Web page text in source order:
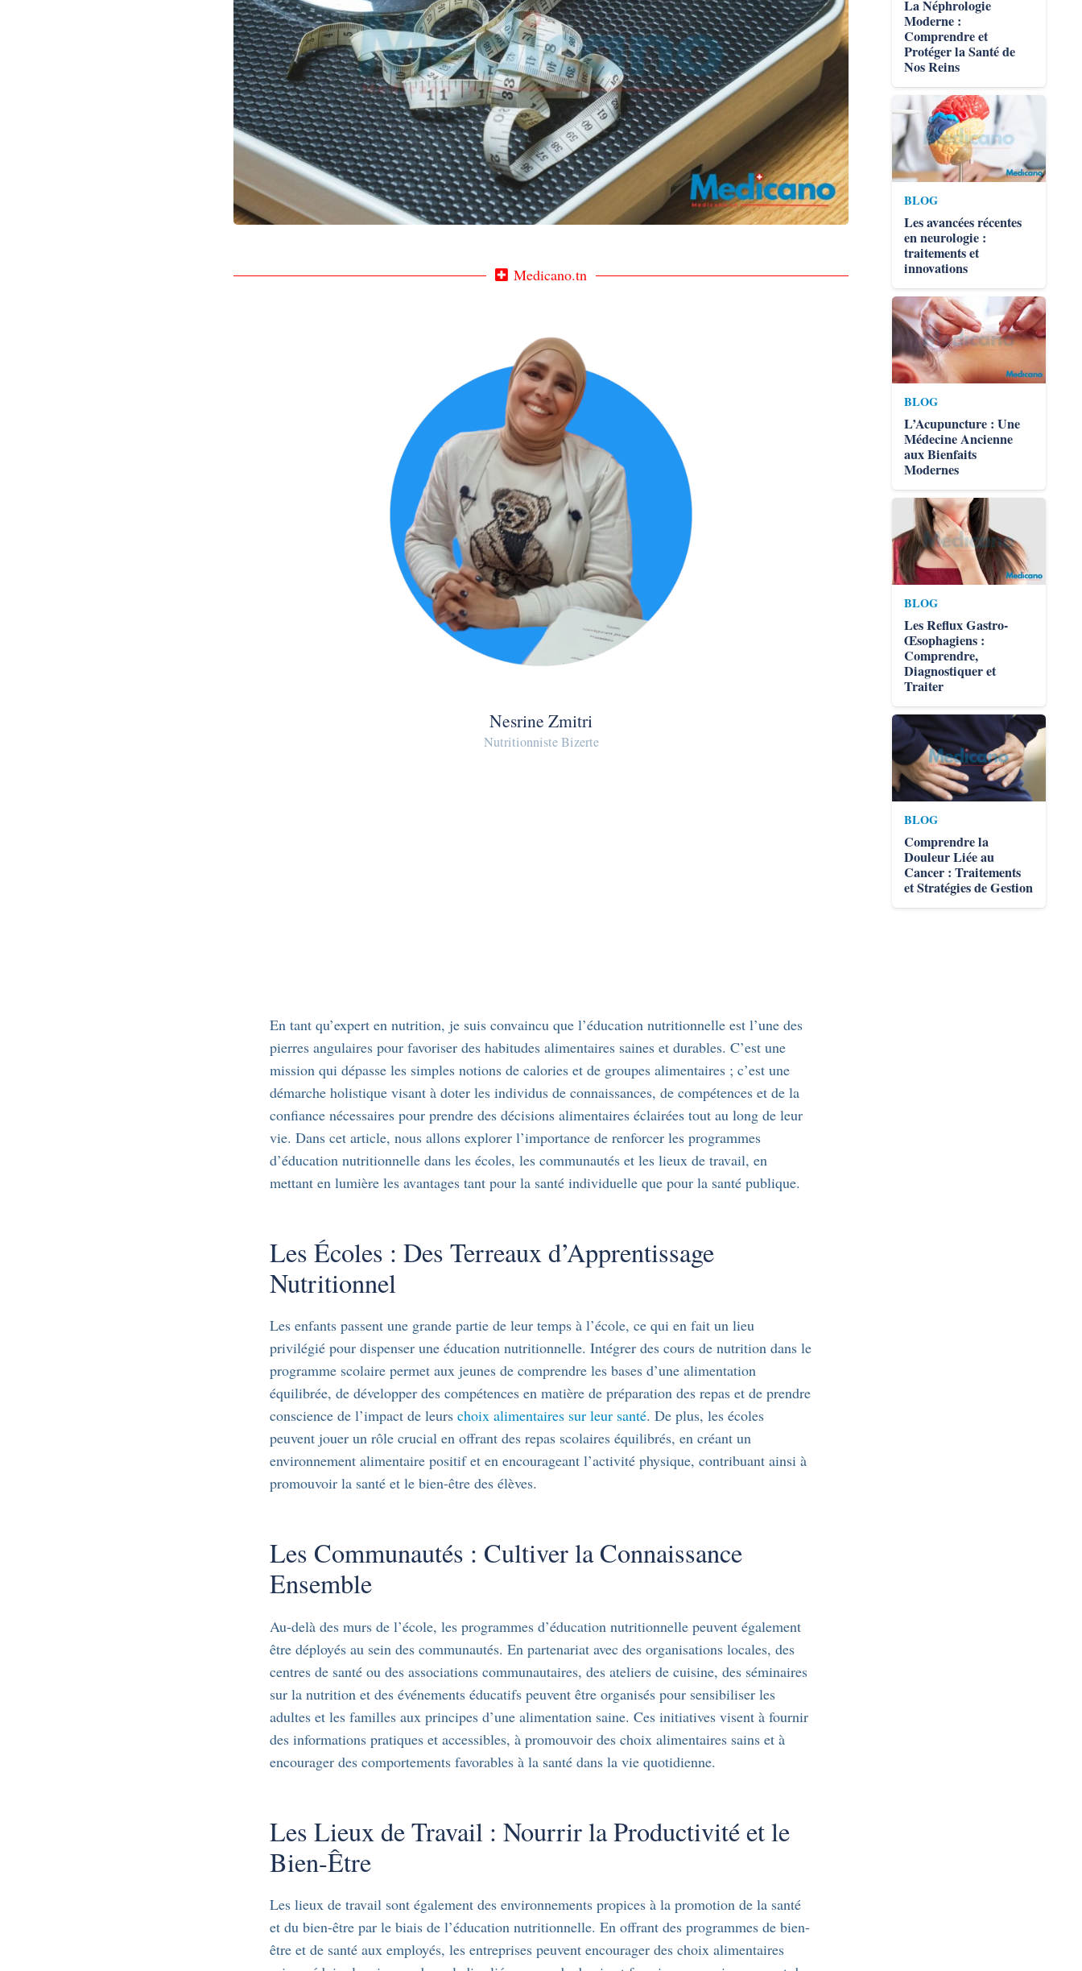
Medicano.tn
Nesrine Zmitri
Nutritionniste Bizerte
En tant qu’expert en nutrition, je suis convaincu que l’éducation nutritionnelle est l’une des
pierres angulaires pour favoriser des habitudes alimentaires saines et durables. C’est une
mission qui dépasse les simples notions de calories et de groupes alimentaires ; c’est une
démarche holistique visant à doter les individus de connaissances, de compétences et de la
confiance nécessaires pour prendre des décisions alimentaires éclairées tout au long de leur
vie. Dans cet article, nous allons explorer l’importance de renforcer les programmes
d’éducation nutritionnelle dans les écoles, les communautés et les lieux de travail, en
mettant en lumière les avantages tant pour la santé individuelle que pour la santé publique.
Les Écoles : Des Terreaux d’Apprentissage
Nutritionnel
Les enfants passent une grande partie de leur temps à l’école, ce qui en fait un lieu
privilégié pour dispenser une éducation nutritionnelle. Intégrer des cours de nutrition dans le
programme scolaire permet aux jeunes de comprendre les bases d’une alimentation
équilibrée, de développer des compétences en matière de préparation des repas et de prendre
conscience de l’impact de leurs choix alimentaires sur leur santé. De plus, les écoles
peuvent jouer un rôle crucial en offrant des repas scolaires équilibrés, en créant un
environnement alimentaire positif et en encourageant l’activité physique, contribuant ainsi à
promouvoir la santé et le bien-être des élèves.
Les Communautés : Cultiver la Connaissance
Ensemble
Au-delà des murs de l’école, les programmes d’éducation nutritionnelle peuvent également
être déployés au sein des communautés. En partenariat avec des organisations locales, des
centres de santé ou des associations communautaires, des ateliers de cuisine, des séminaires
sur la nutrition et des événements éducatifs peuvent être organisés pour sensibiliser les
adultes et les familles aux principes d’une alimentation saine. Ces initiatives visent à fournir
des informations pratiques et accessibles, à promouvoir des choix alimentaires sains et à
encourager des comportements favorables à la santé dans la vie quotidienne.
Les Lieux de Travail : Nourrir la Productivité et le
Bien-Être
Les lieux de travail sont également des environnements propices à la promotion de la santé
et du bien-être par le biais de l’éducation nutritionnelle. En offrant des programmes de bien-
être et de santé aux employés, les entreprises peuvent encourager des choix alimentaires
La Néphrologie
Moderne :
Comprendre et
Protéger la Santé de
Nos Reins
BLOG
Les avancées récentes
en neurologie :
traitements et
innovations
BLOG
L’Acupuncture : Une
Médecine Ancienne
aux Bienfaits
Modernes
BLOG
Les Reflux Gastro-
Œsophagiens :
Comprendre,
Diagnostiquer et
Traiter
BLOG
Comprendre la
Douleur Liée au
Cancer : Traitements
et Stratégies de Gestion